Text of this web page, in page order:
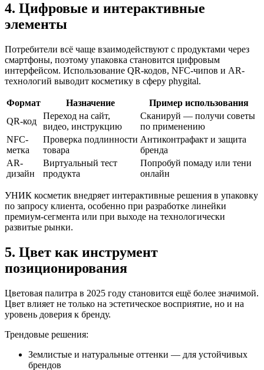
4. Цифровые и интерактивные
элементы
Потребители всё чаще взаимодействуют с продуктами через
смартфоны, поэтому упаковка становится цифровым
интерфейсом. Использование QR-кодов, NFC-чипов и AR-
технологий выводит косметику в сферу phygital.
Формат Назначение
Пример использования
QR-код
Переход на сайт,
видео, инструкцию
Сканируй — получи советы
по применению
NFC-
метка
Проверка подлинности
товара
Антиконтрафакт и защита
бренда
AR-
дизайн
Виртуальный тест
продукта
Попробуй помаду или тени
онлайн
УНИК косметик внедряет интерактивные решения в упаковку
по запросу клиента, особенно при разработке линейки
премиум-сегмента или при выходе на технологически
развитые рынки.
5. Цвет как инструмент
позиционирования
Цветовая палитра в 2025 году становится ещё более значимой.
Цвет влияет не только на эстетическое восприятие, но и на
уровень доверия к бренду.
Трендовые решения:
Землистые и натуральные оттенки — для устойчивых
брендов